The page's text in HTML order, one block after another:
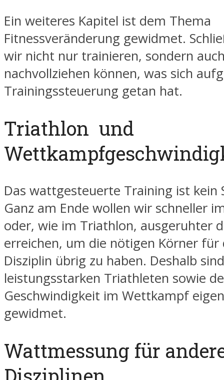
Ein weiteres Kapitel ist dem Thema
Fitnessveränderung gewidmet.
wir nicht nur trainieren, sondern
nachvollziehen können, was sich
Trainingssteuerung getan hat.
Triathlon und
Das wattgesteuerte Training ist kein
Ganz am Ende wollen wir schneller
oder, wie im Triathlon, ausgeruhter
erreichen, um die nötigen Körner für
Disziplin übrig zu haben. Deshalb
leistungsstarken Triathleten sowie
Geschwindigkeit im Wettkampf
gewidmet.
Wattmessung für